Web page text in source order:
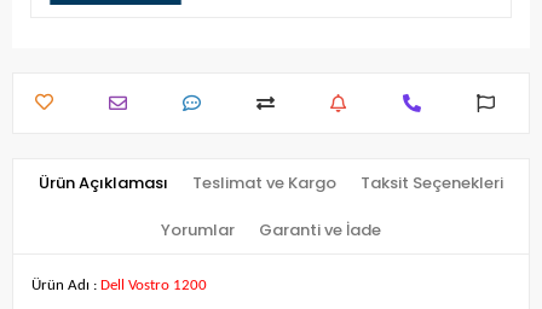
Ürün Açıklaması Teslimat ve Kargo Taksit Seçenekleri
Yorumlar Garanti ve İade
Ürün Adı : Dell Vostro 1200